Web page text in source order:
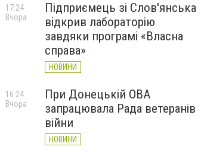
Підприємець зі Слов'янська
відкрив лабораторію
завдяки програмі «Власна
справа»
НОВИНИ
17:24
Вчора
При Донецькій ОВА
запрацювала Рада ветеранів
війни
НОВИНИ
16:24
Вчора